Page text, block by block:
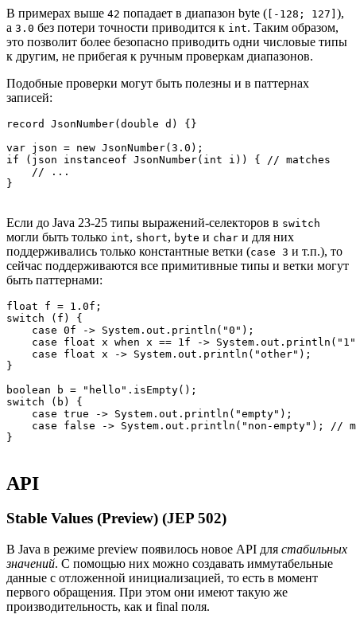
В примерах выше 42 попадает в диапазон byte ( [-128; 127] ),
а 3.0 без потери точности приводится к int. Таким образом,
это позволит более безопасно приводить одни числовые типы
к другим, не прибегая к ручным проверкам диапазонов.
Подобные проверки могут быть полезны и в паттернах
записей:
record JsonNumber(double d) {}
var json = new JsonNumber(3.0);
if (json instanceof JsonNumber(int i)) { // matches
    // ...
Если до Java 23-25 типы выражений-селекторов в switch
могли быть только int, short, byte и char и для них
поддерживались только константные ветки (case 3 и т.п.), то
сейчас поддерживаются все примитивные типы и ветки могут
быть паттернами:
float f = 1.0f;
switch (f) {
    case 0f -> System.out.println("0");
case float x when x == 1f ->
    case float x -> System.out.println("other");
}
boolean b = "hello".isEmpty();
switch (b) {
    case true -> System.out.println("empty");
case false -> System.out.println("non-empty"); //
API
Stable Values (Preview) (JEP 502)
В Java в режиме preview появилось новое API для стабильных
значений. С помощью них можно создавать иммутабельные
данные с отложенной инициализацией, то есть в момент
первого обращения. При этом они имеют такую же
производительность, как и final поля.